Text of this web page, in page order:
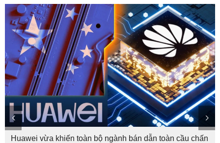
Huawei vừa khiến toàn bộ ngành bán dẫn toàn cầu chấn